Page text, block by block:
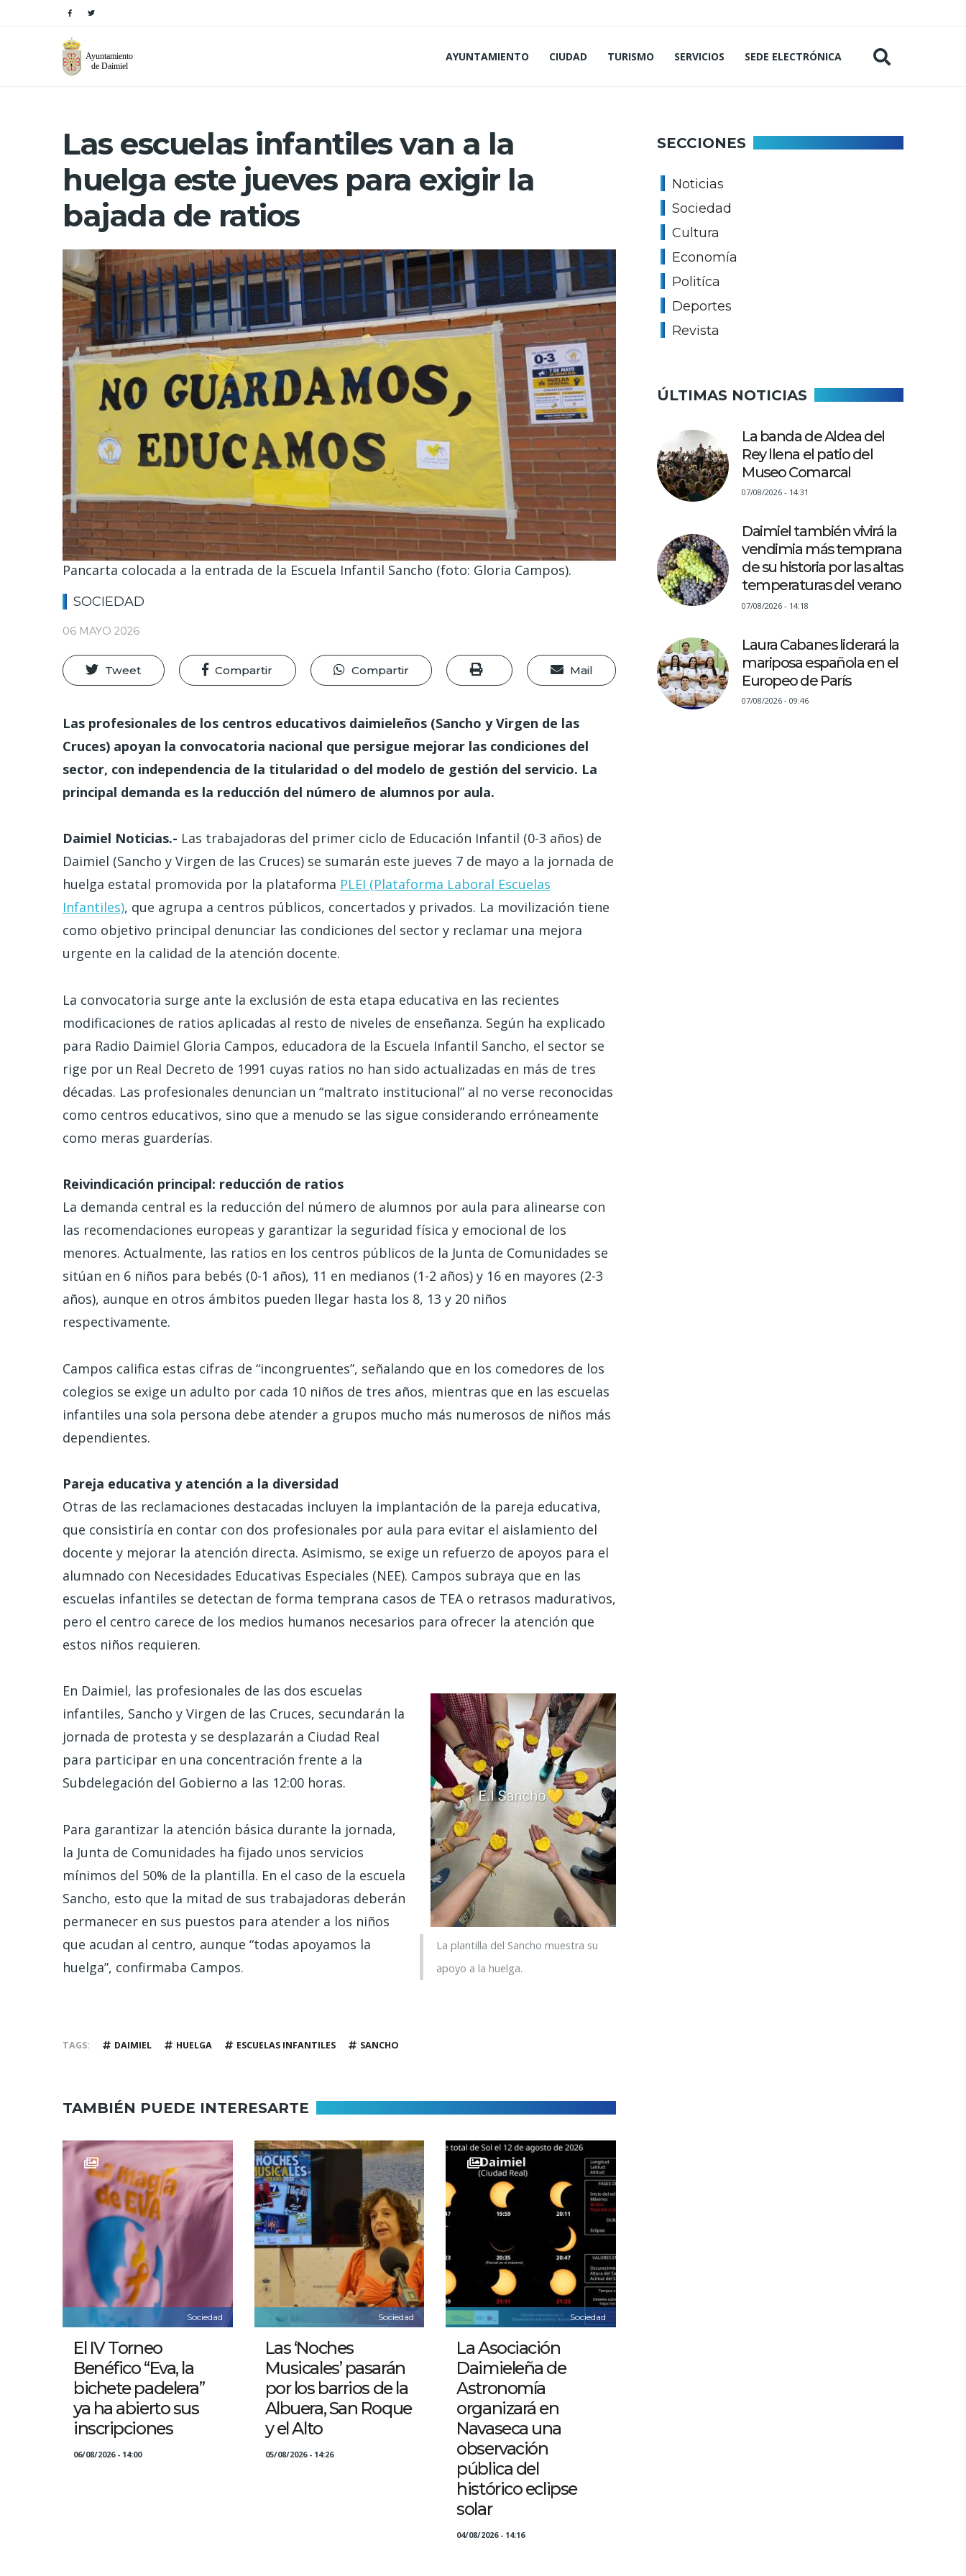
AYUNTAMIENTO CIUDAD TURISMO SERVICIOS SEDE ELECTRÓNICA
Las escuelas infantiles van a la
huelga este jueves para exigir la
bajada de ratios
Pancarta colocada a la entrada de la Escuela Infantil Sancho (foto: Gloria Campos).
SOCIEDAD
06 MAYO 2026
Tweet Compartir Compartir Mail
Las profesionales de los centros educativos daimieleños (Sancho y Virgen de las
Cruces) apoyan la convocatoria nacional que persigue mejorar las condiciones del
sector, con independencia de la titularidad o del modelo de gestión del servicio. La
principal demanda es la reducción del número de alumnos por aula.
Daimiel Noticias.- Las trabajadoras del primer ciclo de Educación Infantil (0-3 años) de
Daimiel (Sancho y Virgen de las Cruces) se sumarán este jueves 7 de mayo a la jornada de
huelga estatal promovida por la plataforma PLEI (Plataforma Laboral Escuelas
Infantiles), que agrupa a centros públicos, concertados y privados. La movilización tiene
como objetivo principal denunciar las condiciones del sector y reclamar una mejora
urgente en la calidad de la atención docente.
La convocatoria surge ante la exclusión de esta etapa educativa en las recientes
modificaciones de ratios aplicadas al resto de niveles de enseñanza. Según ha explicado
para Radio Daimiel Gloria Campos, educadora de la Escuela Infantil Sancho, el sector se
rige por un Real Decreto de 1991 cuyas ratios no han sido actualizadas en más de tres
décadas. Las profesionales denuncian un “maltrato institucional” al no verse reconocidas
como centros educativos, sino que a menudo se las sigue considerando erróneamente
como meras guarderías.
Reivindicación principal: reducción de ratios
La demanda central es la reducción del número de alumnos por aula para alinearse con
las recomendaciones europeas y garantizar la seguridad física y emocional de los
menores. Actualmente, las ratios en los centros públicos de la Junta de Comunidades se
sitúan en 6 niños para bebés (0-1 años), 11 en medianos (1-2 años) y 16 en mayores (2-3
años), aunque en otros ámbitos pueden llegar hasta los 8, 13 y 20 niños
respectivamente.
Campos califica estas cifras de “incongruentes”, señalando que en los comedores de los
colegios se exige un adulto por cada 10 niños de tres años, mientras que en las escuelas
infantiles una sola persona debe atender a grupos mucho más numerosos de niños más
dependientes.
Pareja educativa y atención a la diversidad
Otras de las reclamaciones destacadas incluyen la implantación de la pareja educativa,
que consistiría en contar con dos profesionales por aula para evitar el aislamiento del
docente y mejorar la atención directa. Asimismo, se exige un refuerzo de apoyos para el
alumnado con Necesidades Educativas Especiales (NEE). Campos subraya que en las
escuelas infantiles se detectan de forma temprana casos de TEA o retrasos madurativos,
pero el centro carece de los medios humanos necesarios para ofrecer la atención que
estos niños requieren.
La plantilla del Sancho muestra su
apoyo a la huelga.
En Daimiel, las profesionales de las dos escuelas
infantiles, Sancho y Virgen de las Cruces, secundarán la
jornada de protesta y se desplazarán a Ciudad Real
para participar en una concentración frente a la
Subdelegación del Gobierno a las 12:00 horas.
Para garantizar la atención básica durante la jornada,
la Junta de Comunidades ha fijado unos servicios
mínimos del 50% de la plantilla. En el caso de la escuela
Sancho, esto que la mitad de sus trabajadoras deberán
permanecer en sus puestos para atender a los niños
que acudan al centro, aunque “todas apoyamos la
huelga”, confirmaba Campos.
TAGS DAIMIEL HUELGA ESCUELAS INFANTILES SANCHO
TAMBIÉN PUEDE INTERESARTE
Sociedad
El IV Torneo
Benéfico “Eva, la
bichete padelera”
ya ha abierto sus
inscripciones
06/08/2026 - 14:00
Sociedad
Las ‘Noches
Musicales’ pasarán
por los barrios de la
Albuera, San Roque
y el Alto
05/08/2026 - 14:26
Sociedad
La Asociación
Daimieleña de
Astronomía
organizará en
Navaseca una
observación
pública del
histórico eclipse
solar
04/08/2026 - 14:16
SECCIONES
Noticias
Sociedad
Cultura
Economía
Politíca
Deportes
Revista
ÚLTIMAS NOTICIAS
La banda de Aldea del
Rey llena el patio del
Museo Comarcal
07/08/2026 - 14:31
Daimiel también vivirá la
vendimia más temprana
de su historia por las altas
temperaturas del verano
07/08/2026 - 14:18
Laura Cabanes liderará la
mariposa española en el
Europeo de París
07/08/2026 - 09:46